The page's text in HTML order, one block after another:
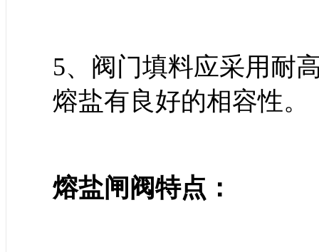
5、阀门填料应采用耐
熔盐有良好的相容性。
熔盐闸阀特点：